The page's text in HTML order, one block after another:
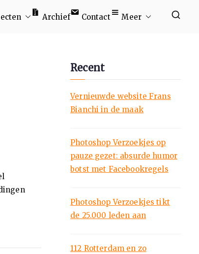
Archief Contact Meer
Recent
Vernieuwde website Frans
Bianchi in de maak
Photoshop Verzoekjes op
pauze gezet: absurde humor
botst met Facebookregels
Photoshop Verzoekjes tikt
de 25.000 leden aan
112 Rotterdam en zo